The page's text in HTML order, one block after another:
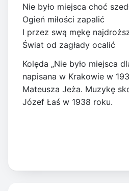
Nie było miejsca choć
Ogień miłości zapalić
I przez swą mękę
Świat od zagłady ocalić
Kolęda „Nie było miejsca
napisana w Krakowie w
Mateusza Jeża. Muzykę
Józef Łaś w 1938 roku.